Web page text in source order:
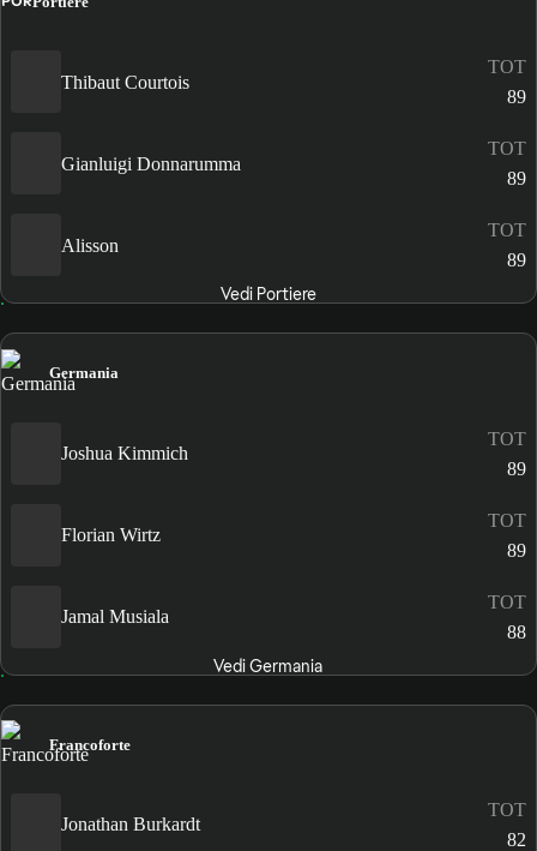
Thibaut Courtois
TOT
89
Gianluigi Donnarumma
TOT
89
Alisson
TOT
89
Vedi Portiere
Germania
Joshua Kimmich
TOT
89
Florian Wirtz
TOT
89
Jamal Musiala
TOT
88
Vedi Germania
Francoforte
Jonathan Burkardt
TOT
82